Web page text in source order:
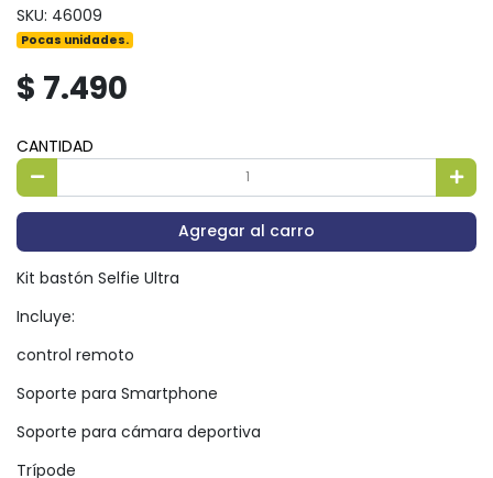
SKU: 46009
Pocas unidades.
$ 7.490
CANTIDAD
Agregar al carro
Kit bastón Selfie Ultra
Incluye:
control remoto
Soporte para Smartphone
Soporte para cámara deportiva
Trípode